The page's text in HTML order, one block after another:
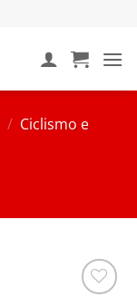
/ Ciclismo e